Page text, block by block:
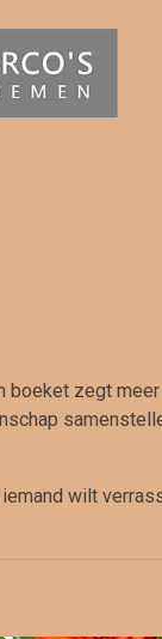
boeket zegt
wilt